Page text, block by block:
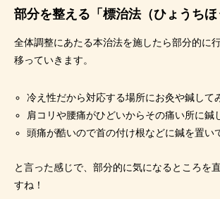
部分を整える「標治法（ひょうちほ
全体調整にあたる本治法を施したら部分的に
移っていきます。
冷え性だから対応する場所にお灸や鍼して
肩コリや腰痛がひどいからその痛い所に鍼
頭痛が酷いので首の付け根などに鍼を置い
と言った感じで、部分的に気になるところを
すね！